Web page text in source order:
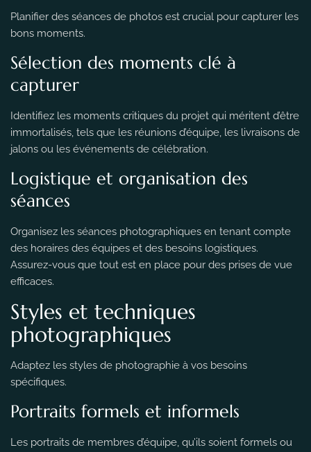
Planifier des séances de photos est crucial pour capturer les
bons moments.
Sélection des moments clé à
capturer
Identifiez les moments critiques du projet qui méritent d’être
immortalisés, tels que les réunions d’équipe, les livraisons de
jalons ou les événements de célébration.
Logistique et organisation des
séances
Organisez les séances photographiques en tenant compte
des horaires des équipes et des besoins logistiques.
Assurez-vous que tout est en place pour des prises de vue
efficaces.
Styles et techniques
photographiques
Adaptez les styles de photographie à vos besoins
spécifiques.
Portraits formels et informels
Les portraits de membres d’équipe, qu’ils soient formels ou